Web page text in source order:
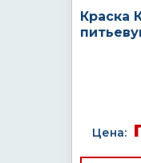
Краска
Цена: